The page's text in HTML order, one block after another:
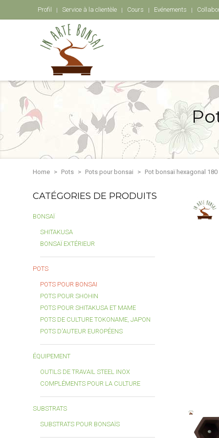
Profil Service à la clientèle Cours Evénements
Home Pots Pots pour bonsai Pot bonsaï hexagonal 180
CATÉGORIES DE PRODUITS
BONSAÏ
SHITAKUSA
BONSAÏ EXTÉRIEUR
POTS
POTS POUR BONSAI
POTS POUR SHOHIN
POTS POUR SHITAKUSA ET MAME
POTS DE CULTURE TOKONAME, JAPON
POTS D'AUTEUR EUROPÉENS
ÉQUIPEMENT
OUTILS DE TRAVAIL STEEL INOX
COMPLÉMENTS POUR LA CULTURE
SUBSTRATS
SUBSTRATS POUR BONSAÏS